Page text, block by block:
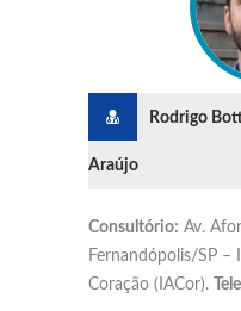
Rodrigo
Araújo
Consultório: Av.
Fernandópolis/SP
Coração (IACor).